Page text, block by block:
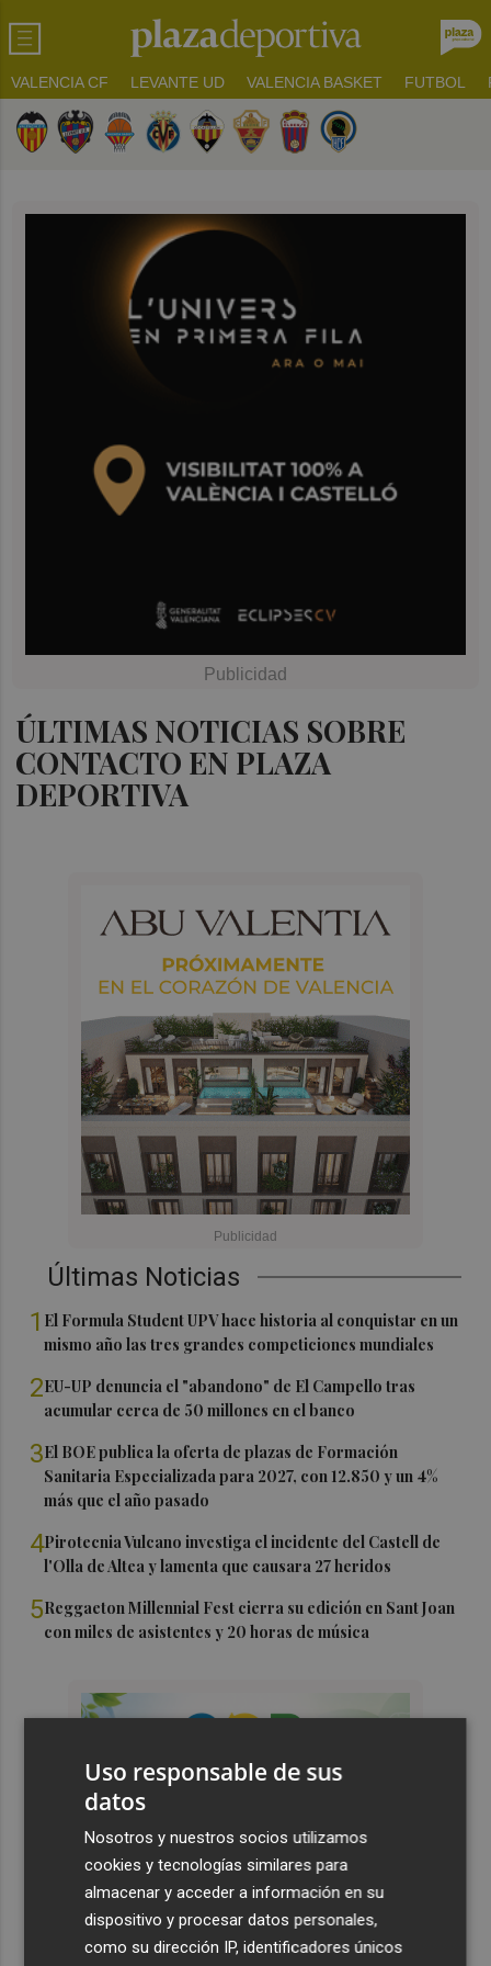
VALENCIA CF LEVANTE UD VALENCIA BASKET FUTBOL
ÚLTIMAS NOTICIAS SOBRE
CONTACTO EN PLAZA
DEPORTIVA
Últimas Noticias
1 El Formula Student UPV hace historia al conquistar en un
mismo año las tres grandes competiciones mundiales
2EU-UP denuncia el "abandono" de El Campello tras
acumular cerca de 50 millones en el banco
3El BOE publica la oferta de plazas de Formación
Sanitaria Especializada para 2027, con 12.850 y un 4%
más que el año pasado
4Pirotecnia Vulcano investiga el incidente del Castell de
l'Olla de Altea y lamenta que causara 27 heridos
5Reggaeton Millennial Fest cierra su edición en Sant Joan
con miles de asistentes y 20 horas de música
Uso responsable de sus
datos
Nosotros y nuestros socios utilizamos
cookies y tecnologías similares para
almacenar y acceder a información en su
dispositivo y procesar datos personales,
como su dirección IP, identificadores únicos